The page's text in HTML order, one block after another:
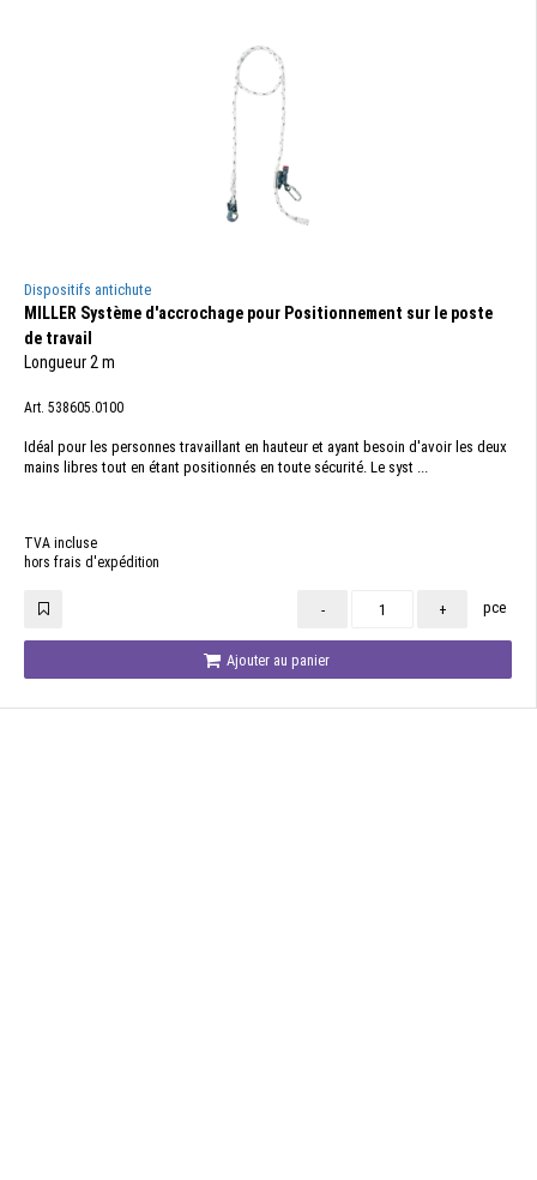
Dispositifs antichute
MILLER Système d'accrochage pour Positionnement sur le poste
de travail
Longueur 2 m
Art. 538605.0100
Idéal pour les personnes travaillant en hauteur et ayant besoin d'avoir les deux
mains libres tout en étant positionnés en toute sécurité. Le syst ...
TVA incluse
hors frais d'expédition
- + pce
Ajouter au panier